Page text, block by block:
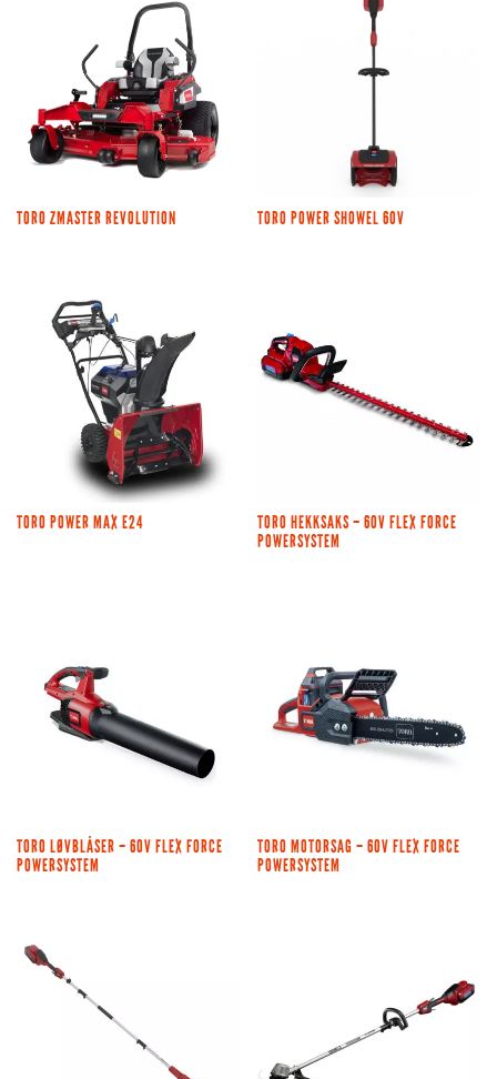
TORO ZMASTER REVOLUTION TORO POWER SHOWEL 60V
TORO POWER MAX E24
TORO HEKKSAKS – 60V FLEX FORCE
POWERSYSTEM
TORO LØVBLÅSER – 60V FLEX FORCE
POWERSYSTEM
TORO MOTORSAG – 60V FLEX FORCE
POWERSYSTEM